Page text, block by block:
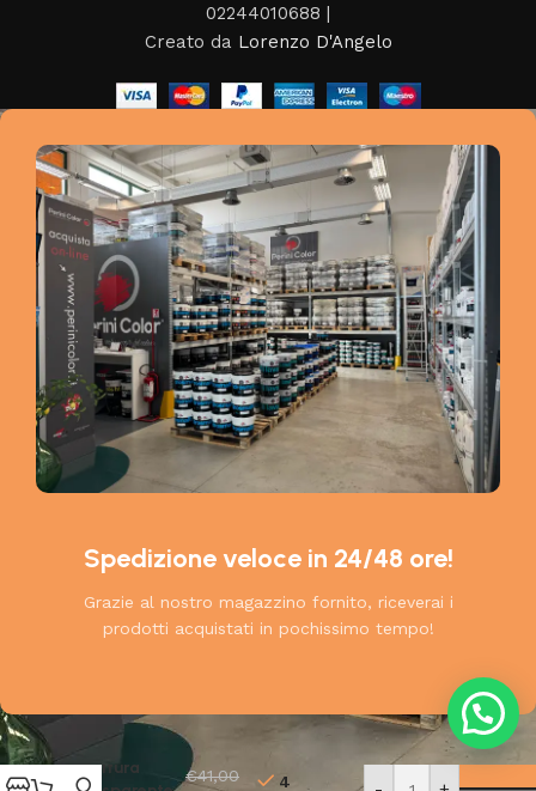
02244010688 |
Creato da Lorenzo D'Angelo
Spedizione veloce in 24/48 ore!
Grazie al nostro magazzino fornito, riceverai i
prodotti acquistati in pochissimo tempo!
Defend
PAULIN
Finitura
€41,00
4
👉 Hai bisogno di aiuto?